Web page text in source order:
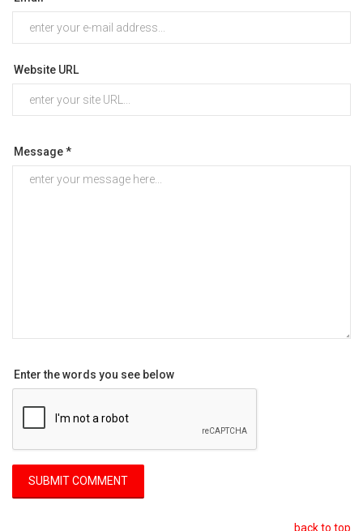
Website URL
Message *
Enter the words you see below
back to top